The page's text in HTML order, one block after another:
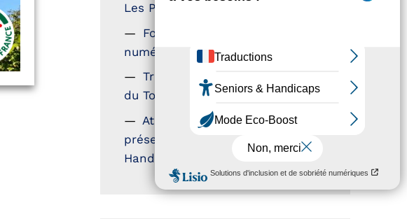
Les Petillantes
Formation Communication
numérique
Trophées Horizons – Acteurs
du Tourisme Durable
Atout France – flyer
présentation label Tourisme &
Handicap